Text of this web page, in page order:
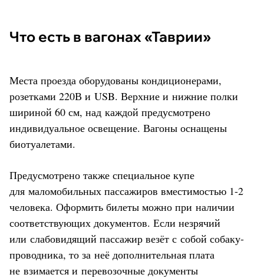
Что есть в вагонах «Таврии»
Места проезда оборудованы кондиционерами,
розетками 220В и USB. Верхние и нижние полки
шириной 60 см, над каждой предусмотрено
индивидуальное освещение. Вагоны оснащены
биотуалетами.
Предусмотрено также специальное купе
для маломобильных пассажиров вместимостью 1-2
человека. Оформить билеты можно при наличии
соответствующих документов. Если незрячий
или слабовидящий пассажир везёт с собой собаку-
проводника, то за неё дополнительная плата
не взимается и перевозочные документы